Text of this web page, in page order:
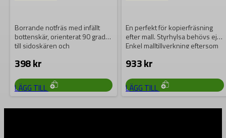
Borrande notfräs med infällt
bottenskär, orienterat 90 grader
till sidoskären och
vilket…
398kr
LÄGG TILL
En perfekt för kopierfräsning
efter mall. Styrhylsa behövs ej.
Enkel malltillverkning eftersom
933kr
LÄGG TILL